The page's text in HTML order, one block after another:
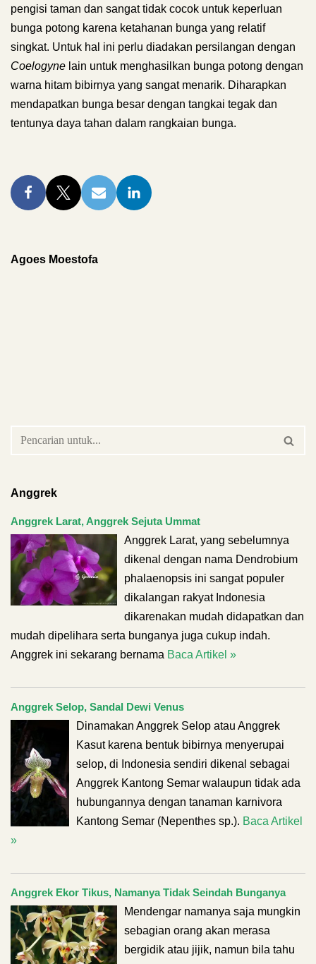
pengisi taman dan sangat tidak cocok untuk keperluan
bunga potong karena ketahanan bunga yang relatif
singkat. Untuk hal ini perlu diadakan persilangan dengan
Coelogyne lain untuk menghasilkan bunga potong dengan
warna hitam bibirnya yang sangat menarik. Diharapkan
mendapatkan bunga besar dengan tangkai tegak dan
tentunya daya tahan dalam rangkaian bunga.
Agoes Moestofa
Anggrek
Anggrek Larat, Anggrek Sejuta Ummat
Anggrek Larat, yang sebelumnya
dikenal dengan nama Dendrobium
phalaenopsis ini sangat populer
dikalangan rakyat Indonesia
dikarenakan mudah didapatkan dan
mudah dipelihara serta bunganya juga cukup indah.
Anggrek ini sekarang bernama Baca Artikel »
Anggrek Selop, Sandal Dewi Venus
Dinamakan Anggrek Selop atau Anggrek
Kasut karena bentuk bibirnya menyerupai
selop, di Indonesia sendiri dikenal sebagai
Anggrek Kantong Semar walaupun tidak ada
hubungannya dengan tanaman karnivora
Kantong Semar (Nepenthes sp.). Baca Artikel
»
Anggrek Ekor Tikus, Namanya Tidak Seindah Bunganya
Mendengar namanya saja mungkin
sebagian orang akan merasa
bergidik atau jijik, namun bila tahu